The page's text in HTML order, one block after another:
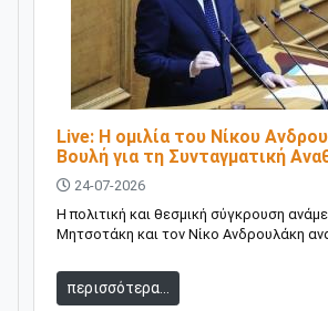
Live: Η ομιλία του Νίκου
Βουλή για τη Συνταγματική
24-07-2026
Η πολιτική και θεσμική σύγκρουση
Μητσοτάκη και τον Νίκο Ανδρουλάκη
περισσότερα...